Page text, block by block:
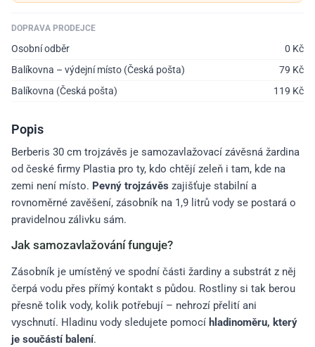
DOPRAVA PRODEJCE
Osobní odběr 0 Kč
Balíkovna – výdejní místo (Česká pošta)
79 Kč
Balíkovna (Česká pošta)
119 Kč
Popis
Berberis 30 cm trojzávěs je samozavlažovací závěsná žardina
od české firmy Plastia pro ty, kdo chtějí zeleň i tam, kde na
zemi není místo. Pevný trojzávěs zajišťuje stabilní a
rovnoměrné zavěšení, zásobník na 1,9 litrů vody se postará o
pravidelnou zálivku sám.
Jak samozavlažování funguje?
Zásobník je umístěný ve spodní části žardiny a substrát z něj
čerpá vodu přes přímý kontakt s půdou. Rostliny si tak berou
přesně tolik vody, kolik potřebují – nehrozí přelití ani
vyschnutí. Hladinu vody sledujete pomocí hladinoměru, který
je součástí balení.